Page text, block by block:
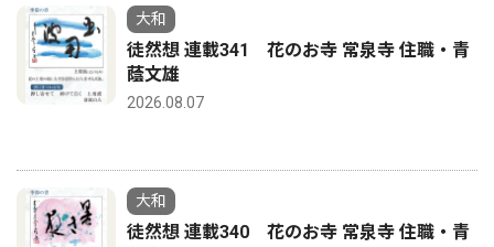
大和
徒然想 連載341 花のお寺 常泉寺 住職・青
蔭文雄
2026.08.07
大和
徒然想 連載340 花のお寺 常泉寺 住職・青